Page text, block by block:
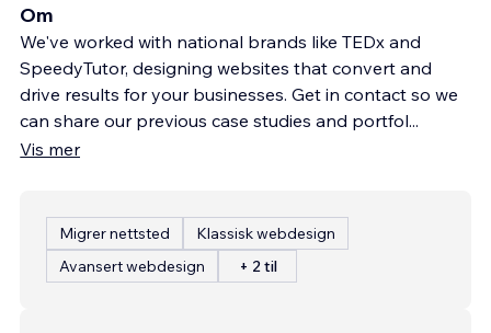
Om
We've worked with national brands like TEDx and
SpeedyTutor, designing websites that convert and
drive results for your businesses. Get in contact so we
can share our previous case studies and portfol...
Vis mer
Migrer nettsted
Klassisk webdesign
Avansert webdesign
+ 2 til